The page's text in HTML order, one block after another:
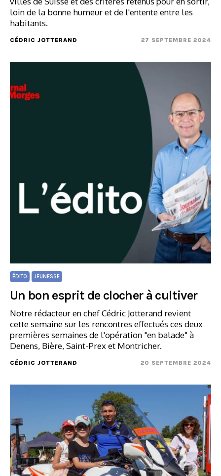
loin de la bonne humeur et de l'entente entre les
habitants.
CÉDRIC JOTTERAND 27 SEPTEMBRE 2024
ÉDITO JEUNESSE
Un bon esprit de clocher à cultiver
Notre rédacteur en chef Cédric Jotterand revient
cette semaine sur les rencontres effectués ces deux
premières semaines de l'opération "en balade" à
Denens, Bière, Saint-Prex et Montricher.
CÉDRIC JOTTERAND 20 SEPTEMBRE 2024